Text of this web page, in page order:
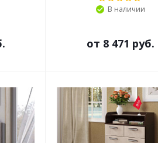
В наличии
от 8 471 руб.